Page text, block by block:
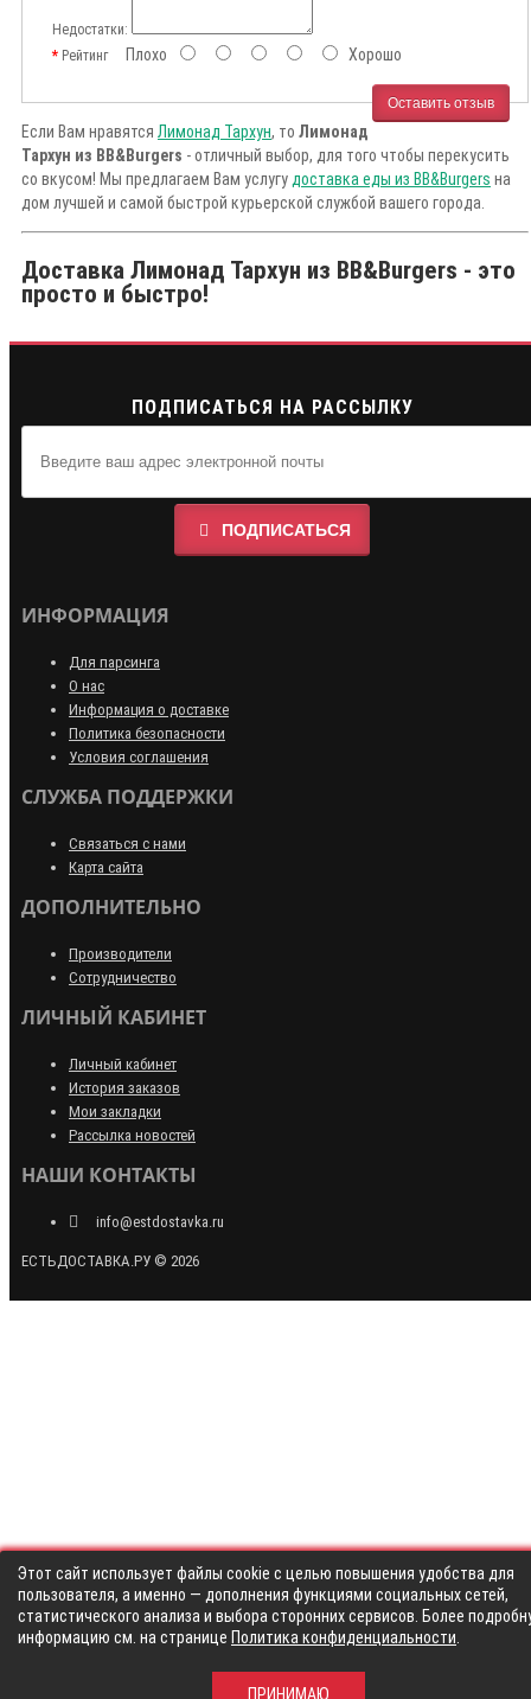
Недостатки:
РейтингПлохо Хорошо
Оставить отзыв
Если Вам нравятся Лимонад Тархун, то Лимонад
Тархун из BB&Burgers - отличный выбор, для того чтобы перекусить
со вкусом! Мы предлагаем Вам услугу доставка еды из BB&Burgers на
дом лучшей и самой быстрой курьерской службой вашего города.
Доставка Лимонад Тархун из BB&Burgers - это
просто и быстро!
ПОДПИСАТЬСЯ НА РАССЫЛКУ
ПОДПИСАТЬСЯ
ИНФОРМАЦИЯ
Для парсинга
О нас
Информация о доставке
Политика безопасности
Условия соглашения
СЛУЖБА ПОДДЕРЖКИ
Связаться с нами
Карта сайта
ДОПОЛНИТЕЛЬНО
Производители
Сотрудничество
ЛИЧНЫЙ КАБИНЕТ
Личный кабинет
История заказов
Мои закладки
Рассылка новостей
НАШИ КОНТАКТЫ
info@estdostavka.ru
ЕСТЬДОСТАВКА.РУ © 2026
Этот сайт использует файлы cookie с целью повышения удобства для
пользователя, а именно — дополнения функциями социальных сетей,
статистического анализа и выбора сторонних сервисов. Более
информацию см. на странице Политика конфиденциальности
ПРИНИМАЮ